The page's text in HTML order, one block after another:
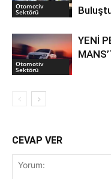
Otomotiv
Sektörü
Otomotiv
Sektörü
YENİ
CEVAP VER